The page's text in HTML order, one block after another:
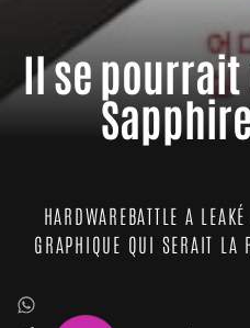
Il se pourrait
HARDWAREBATTLE A
GRAPHIQUE QUI SERAIT LA